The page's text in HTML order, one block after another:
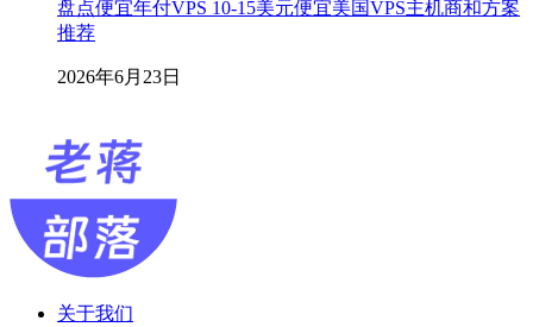
盘点便宜年付VPS 10-15美元便宜美国VPS主机商和方案
推荐
2026年6月23日
关于我们